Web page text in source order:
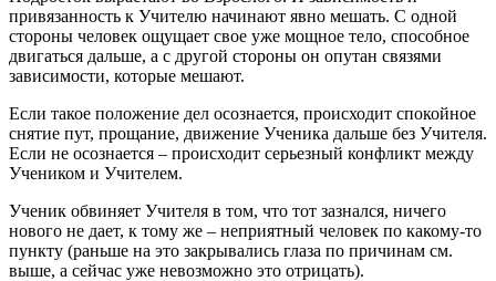
привязанность к Учителю начинают явно мешать. С одной
стороны человек ощущает свое уже мощное тело, способное
двигаться дальше, а с другой стороны он опутан связями
зависимости, которые мешают.
Если такое положение дел осознается, происходит спокойное
снятие пут, прощание, движение Ученика дальше без Учителя.
Если не осознается – происходит серьезный конфликт между
Учеником и Учителем.
Ученик обвиняет Учителя в том, что тот зазнался, ничего
нового не дает, к тому же – неприятный человек по какому-то
пункту (раньше на это закрывались глаза по причинам см.
выше, а сейчас уже невозможно это отрицать).